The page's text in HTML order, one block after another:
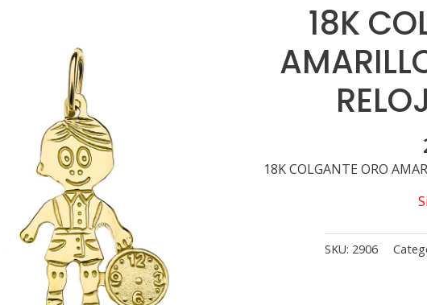
18K
18K COLGANTE ORO
SKU: 2906